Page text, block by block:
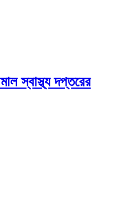
স্বাস্থ্য দপ্তরের